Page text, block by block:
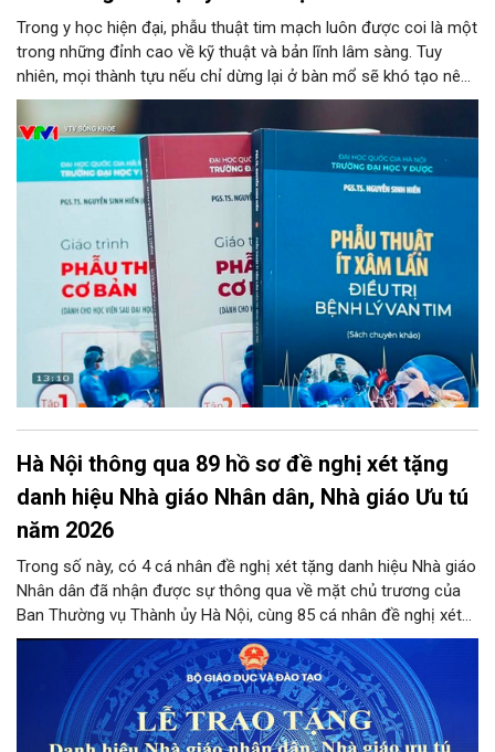
Trong y học hiện đại, phẫu thuật tim mạch luôn được coi là một
trong những đỉnh cao về kỹ thuật và bản lĩnh lâm sàng. Tuy
nhiên, mọi thành tựu nếu chỉ dừng lại ở bàn mổ sẽ khó tạo nên
tính bền vững cho nền y tế chung. Chuyển hóa những kinh
nghiệm từ thực tiễn thành nguồn tri thức học thuật bài bản,
chuẩn hóa chính là chìa khóa then chốt để đào tạo thế hệ kế
thừa. Mới đây, bước tiến ấy đã được cụ thể hóa bằng sự ra mắt
của bộ ba ấn phẩm y học chuyên ngành do PGS.TS. Nguyễn
Sinh Hiền – Giám đốc Bệnh viện Tim Hà Nội chủ biên, đánh dấu
một cột mốc quan trọng trong công tác nghiên cứu, đào tạo và
chuyển giao công nghệ phẫu thuật tim tại Việt Nam.
Hà Nội thông qua 89 hồ sơ đề nghị xét tặng
danh hiệu Nhà giáo Nhân dân, Nhà giáo Ưu tú
năm 2026
Trong số này, có 4 cá nhân đề nghị xét tặng danh hiệu Nhà giáo
Nhân dân đã nhận được sự thông qua về mặt chủ trương của
Ban Thường vụ Thành ủy Hà Nội, cùng 85 cá nhân đề nghị xét
tặng danh hiệu Nhà giáo Ưu tú đạt tỷ lệ từ 90% tổng số phiếu
đồng ý của các thành viên Hội đồng.